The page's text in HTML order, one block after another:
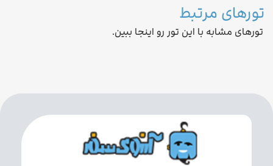
تورهای مرتبط
تورهای مشابه با این تور رو اینجا ببین.